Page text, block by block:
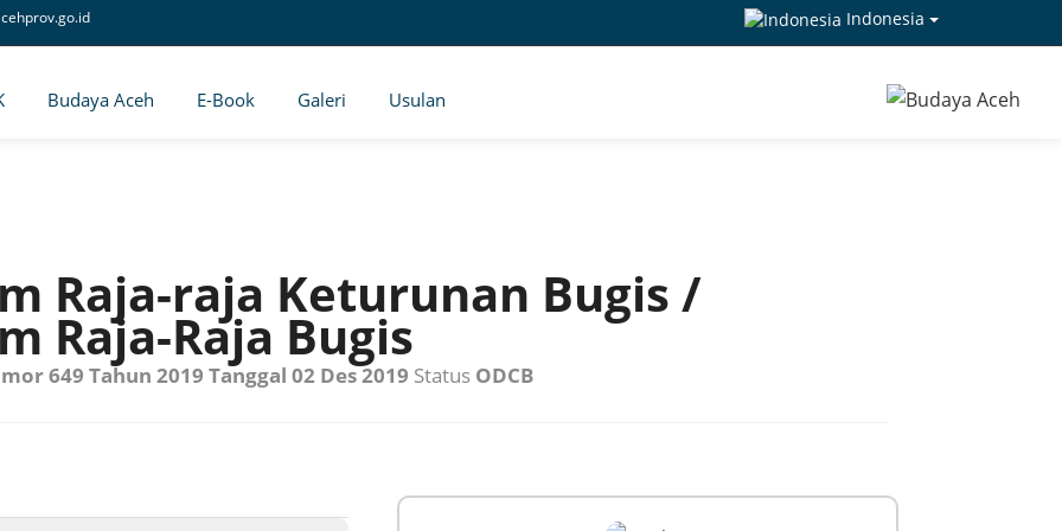
Indonesia
Budaya Aceh E-Book Galeri Usulan
Raja-raja Keturunan Bugis /
Raja-Raja Bugis
649 Tahun 2019 Tanggal 02 Des 2019 Status ODCB